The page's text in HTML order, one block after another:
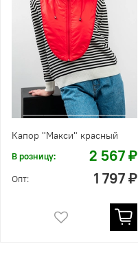
Капор "Макси" красный
В розницу: 2 567 ₽
Опт: 1 797 ₽